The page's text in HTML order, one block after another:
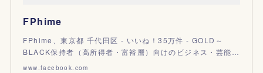
FPhime
FPhime、東京都 千代田区 - いいね！35万件 - GOLD～
BLACK保持者（高所得者・富裕層）向けのビジネス・芸能…
www.facebook.com